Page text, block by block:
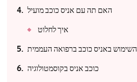
האם תה עם אניס כוכב מועיל
איך לחלוט
השימוש באניס כוכב ברפואה העממית
כוכב אניס בקוסמטולוגיה